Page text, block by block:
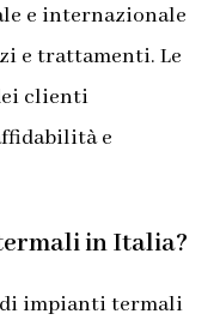
e internazionale
e trattamenti. Le
clienti
e
in Italia?
di impianti termali